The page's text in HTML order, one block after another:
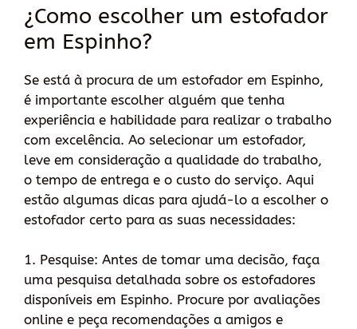
¿Como escolher um estofador
em Espinho?
Se está à procura de um estofador em Espinho,
é importante escolher alguém que tenha
experiência e habilidade para realizar o trabalho
com excelência. Ao selecionar um estofador,
leve em consideração a qualidade do trabalho,
o tempo de entrega e o custo do serviço. Aqui
estão algumas dicas para ajudá-lo a escolher o
estofador certo para as suas necessidades:
1. Pesquise: Antes de tomar uma decisão, faça
uma pesquisa detalhada sobre os estofadores
disponíveis em Espinho. Procure por avaliações
online e peça recomendações a amigos e